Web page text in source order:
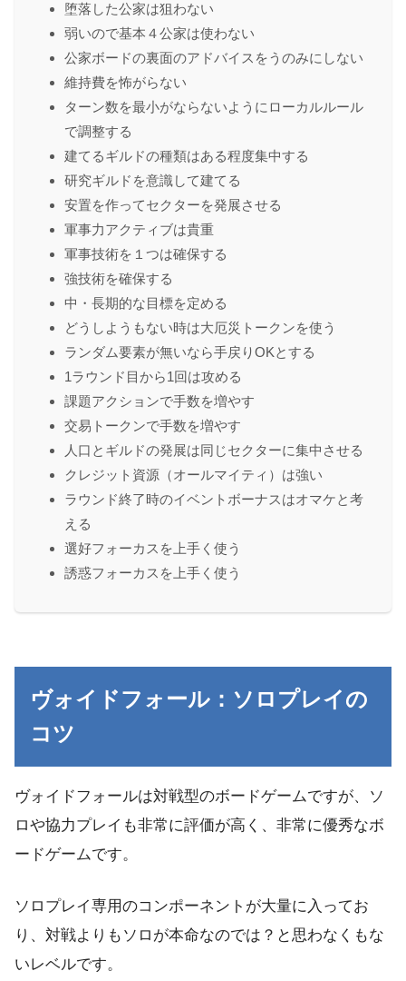
堕落した公家は狙わない
弱いので基本４公家は使わない
公家ボードの裏面のアドバイスをうのみにしない
維持費を怖がらない
ターン数を最小がならないようにローカルルール
で調整する
建てるギルドの種類はある程度集中する
研究ギルドを意識して建てる
安置を作ってセクターを発展させる
軍事力アクティブは貴重
軍事技術を１つは確保する
強技術を確保する
中・長期的な目標を定める
どうしようもない時は大厄災トークンを使う
ランダム要素が無いなら手戻りOKとする
1ラウンド目から1回は攻める
課題アクションで手数を増やす
交易トークンで手数を増やす
人口とギルドの発展は同じセクターに集中させる
クレジット資源（オールマイティ）は強い
ラウンド終了時のイベントボーナスはオマケと考
える
選好フォーカスを上手く使う
誘惑フォーカスを上手く使う
ヴォイドフォール：ソロプレイの
コツ
ヴォイドフォールは対戦型のボードゲームですが、ソ
ロや協力プレイも非常に評価が高く、非常に優秀なボ
ードゲームです。
ソロプレイ専用のコンポーネントが大量に入ってお
り、対戦よりもソロが本命なのでは？と思わなくもな
いレベルです。